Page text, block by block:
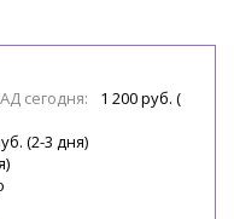
сегодня:
1 200 руб. (
(2-3 дня)